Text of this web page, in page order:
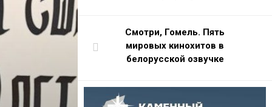
Cмотри, Гомель. Пять
мировых кинохитов в
белорусской озвучке